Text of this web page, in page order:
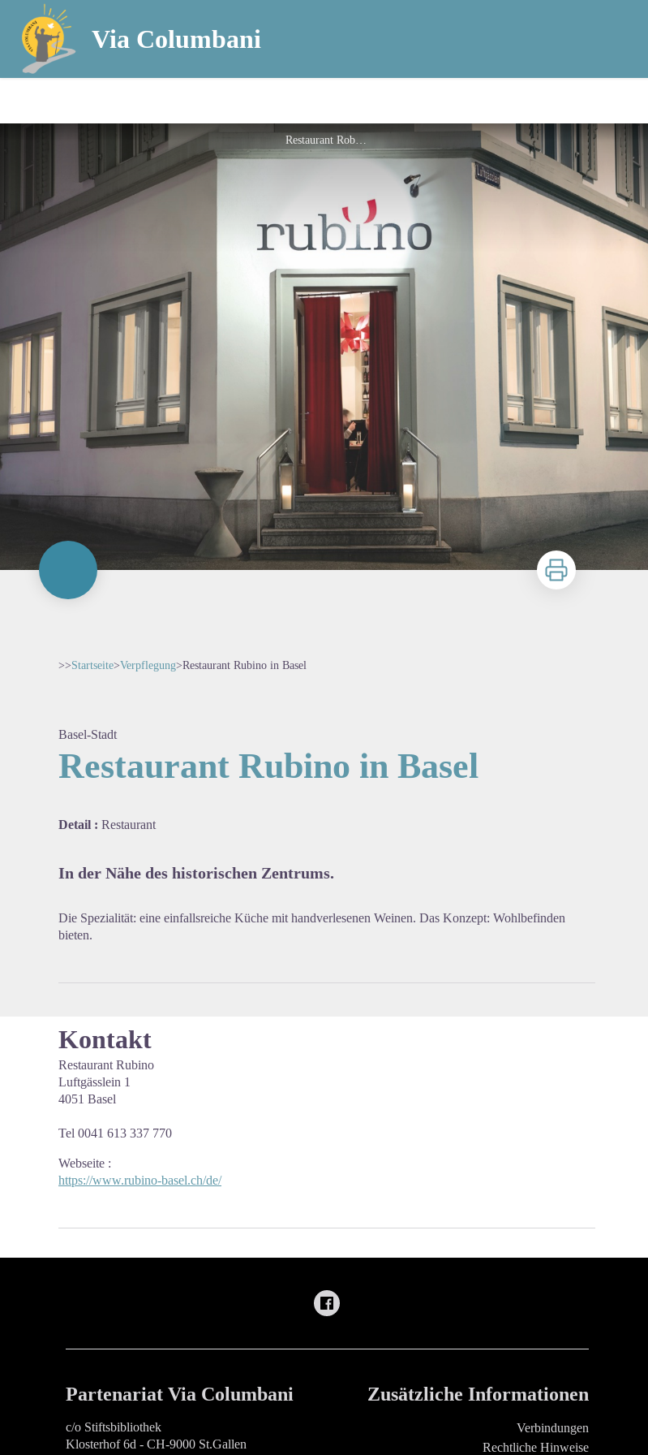
Via Columbani
Restaurant Robino
Zu drucken
>>Startseite>Verpflegung>Restaurant Rubino in Basel
Basel-Stadt
Restaurant Rubino in Basel
Detail : Restaurant
In der Nähe des historischen Zentrums.
Die Spezialität: eine einfallsreiche Küche mit handverlesenen Weinen. Das Konzept: Wohlbefinden
bieten.
Kontakt
Restaurant Rubino
Luftgässlein 1
4051 Basel
Tel 0041 613 337 770
Webseite :
https://www.rubino-basel.ch/de/
Partenariat Via Columbani
c/o Stiftsbibliothek
Klosterhof 6d - CH-9000 St.Gallen
Zusätzliche Informationen
Verbindungen
Rechtliche Hinweise